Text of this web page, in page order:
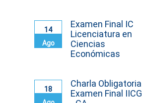
14
Ago
Examen Final IC
Licenciatura en
Ciencias
Económicas
18
Charla Obligatoria
Examen Final IICG